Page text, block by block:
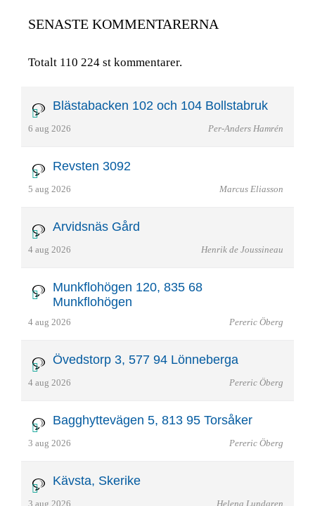
SENASTE KOMMENTARERNA
Totalt 110 224 st kommentarer.
Blästabacken 102 och 104 Bollstabruk
6 aug 2026 Per-Anders Hamrén
Revsten 3092
5 aug 2026 Marcus Eliasson
Arvidsnäs Gård
4 aug 2026 Henrik de Joussineau
Munkflohögen 120, 835 68
Munkflohögen
4 aug 2026 Pereric Öberg
Övedstorp 3, 577 94 Lönneberga
4 aug 2026 Pereric Öberg
Bagghyttevägen 5, 813 95 Torsåker
3 aug 2026 Pereric Öberg
Kävsta, Skerike
3 aug 2026 Helena Lundgren